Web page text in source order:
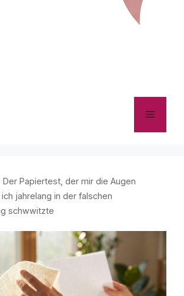
Menü
Der Papiertest, der mir die Augen
jahrelang in der falschen
schwwitzte